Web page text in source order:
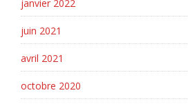
janvier 2022
juin 2021
avril 2021
octobre 2020